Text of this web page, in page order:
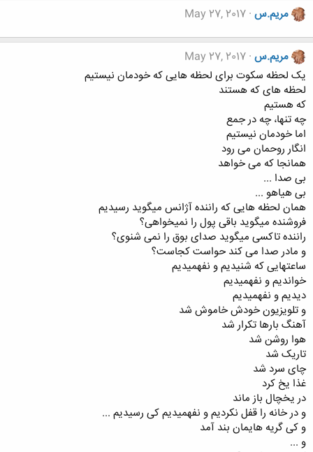
مریم.س May 27, 2017
مریم.س May 27, 2017
یک لحظه سکوت برای لحظه هایی که خودمان نیستیم
لحظه های که هستند
که هستیم
چه تنها، چه در جمع
اما خودمان نیستیم
انگار روحمان می رود
همانجا که می خواهد
بی صدا ...
بی هیاهو ...
همان لحظه هایی که راننده آژانس میگوید رسیدیم
فروشنده میگوید باقی پول را نمیخواهی؟
راننده تاکسی میگوید صدای بوق را نمی شنوی؟
و مادر صدا می کند حواست کجاست؟
ساعتهایی که شنیدیم و نفهمیدیم
خواندیم و نفهمیدیم
دیدیم و نفهمیدیم
و تلویزیون خودش خاموش شد
آهنگ بارها تکرار شد
هوا روشن شد
تاریک شد
چای سرد شد
غذا یخ کرد
در یخچال باز ماند
و در خانه را قفل نکردیم و نفهمیدیم کی رسیدیم ...
و کی گریه هایمان بند آمد
و ...